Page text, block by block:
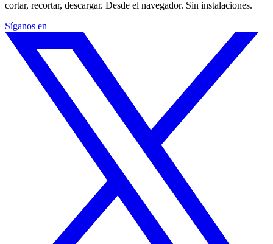
cortar, recortar, descargar. Desde el navegador. Sin instalaciones.
Síganos en